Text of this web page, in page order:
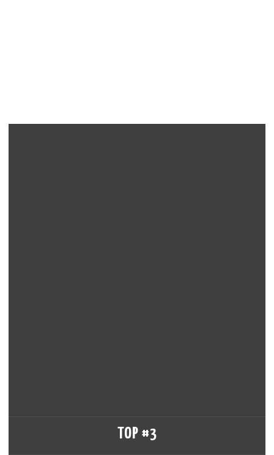
TOP #3